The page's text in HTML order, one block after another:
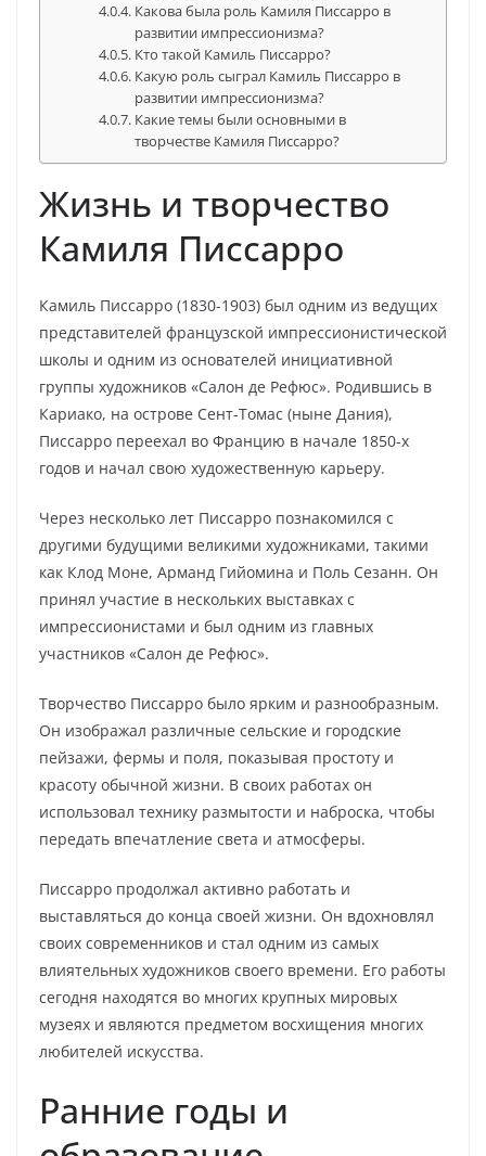
Какова была роль Камиля Писсарро в
развитии импрессионизма?
Кто такой Камиль Писсарро?
Какую роль сыграл Камиль Писсарро в
развитии импрессионизма?
Какие темы были основными в
творчестве Камиля Писсарро?
Жизнь и творчество
Камиля Писсарро
Камиль Писсарро (1830-1903) был одним из ведущих
представителей французской импрессионистической
школы и одним из основателей инициативной
группы художников «Салон де Рефюс». Родившись в
Кариако, на острове Сент-Томас (ныне Дания),
Писсарро переехал во Францию в начале 1850-х
годов и начал свою художественную карьеру.
Через несколько лет Писсарро познакомился с
другими будущими великими художниками, такими
как Клод Моне, Арманд Гийомина и Поль Сезанн. Он
принял участие в нескольких выставках с
импрессионистами и был одним из главных
участников «Салон де Рефюс».
Творчество Писсарро было ярким и разнообразным.
Он изображал различные сельские и городские
пейзажи, фермы и поля, показывая простоту и
красоту обычной жизни. В своих работах он
использовал технику размытости и наброска, чтобы
передать впечатление света и атмосферы.
Писсарро продолжал активно работать и
выставляться до конца своей жизни. Он вдохновлял
своих современников и стал одним из самых
влиятельных художников своего времени. Его работы
сегодня находятся во многих крупных мировых
музеях и являются предметом восхищения многих
любителей искусства.
Ранние годы и